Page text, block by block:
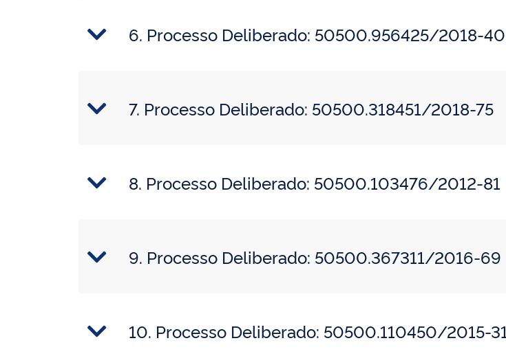
6. Processo Deliberado: 50500.956425/2018-40
7. Processo Deliberado: 50500.318451/2018-75
8. Processo Deliberado: 50500.103476/2012-81
9. Processo Deliberado: 50500.367311/2016-69
10. Processo Deliberado: 50500.110450/2015-31